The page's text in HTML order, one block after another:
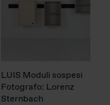
LUIS Moduli sospesi
Fotografo: Lorenz
Sternbach